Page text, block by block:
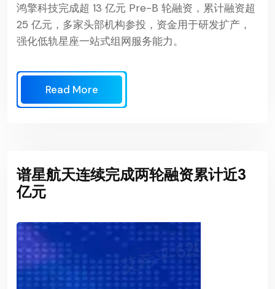
鸿擎科技完成超 13 亿元 Pre-B 轮融资，累计融资超
25 亿元，多家头部机构参投，资金用于研发扩产，
强化低轨星座一站式组网服务能力。
Read More
谱星航天连续完成两轮融资累计近3
亿元